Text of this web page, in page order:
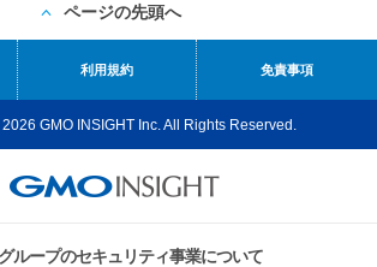
ページの先頭へ
利用規約 免責事項
GMO INSIGHT Inc. All Rights Reserved.
ループのセキュリティ事業について